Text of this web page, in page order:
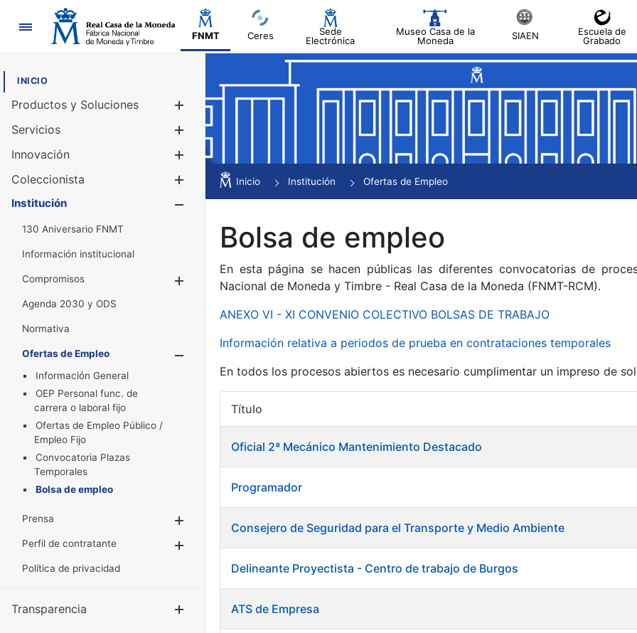
Navegación
FNMT Ceres
Sede
Electrónica
Museo Casa de la
Moneda
SIAEN
Escuela de
Grabado
INICIO
Productos y Soluciones
Mostrar/Ocultar
Servicios
Innovación
Coleccionista
Mostrar/Ocultar
Institución
130 Aniversario FNMT
Información institucional
Compromisos
Mostrar/Ocultar
Agenda 2030 y ODS
Normativa
Ofertas de Empleo
Información General
OEP Personal func. de
carrera o laboral fijo
Ofertas de Empleo Público /
Empleo Fijo
Convocatoria Plazas
Temporales
Bolsa de empleo
Prensa
Perfil de contratante
Política de privacidad
Transparencia Mostrar/Ocultar
Inicio Institución Ofertas de Empleo
Bolsa de empleo
En esta página se hacen públicas las diferentes convocatorias de
Nacional de Moneda y Timbre - Real Casa de la Moneda (FNMT-RCM).
ANEXO VI - XI CONVENIO COLECTIVO BOLSAS DE TRABAJO
Información relativa a periodos de prueba en contrataciones temporales
En todos los procesos abiertos es necesario cumplimentar un impreso de
Título
Oficial 2ª Mecánico Mantenimiento Destacado
Programador
Consejero de Seguridad para el Transporte y Medio Ambiente
Delineante Proyectista - Centro de trabajo de Burgos
ATS de Empresa